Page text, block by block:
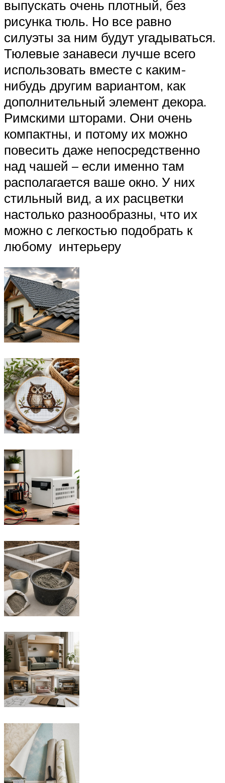
выпускать очень плотный, без
рисунка тюль. Но все равно
силуэты за ним будут угадываться.
Тюлевые занавеси лучше всего
использовать вместе с каким-
нибудь другим вариантом, как
дополнительный элемент декора.
Римскими шторами. Они очень
компактны, и потому их можно
повесить даже непосредственно
над чашей – если именно там
располагается ваше окно. У них
стильный вид, а их расцветки
настолько разнообразны, что их
можно с легкостью подобрать к
любому интерьеру